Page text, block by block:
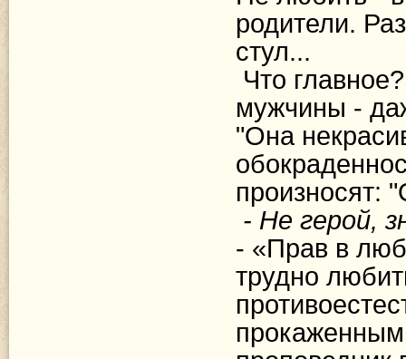
родители.
стул...
Что
мужчины -
"Она
произносят:
- Не герой,
- «Прав в
трудно